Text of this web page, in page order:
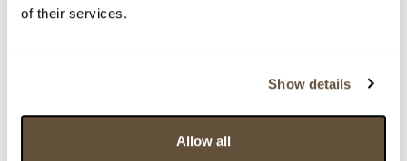
of their services.
Show details
Allow all
Dražba ukončena:
Zpět na aukční výsledky